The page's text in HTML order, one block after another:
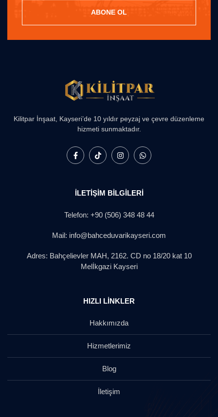
ABONE OL
Kilitpar İnşaat, Kayseri’de 10 yıldır peyzaj ve çevre düzenleme
hizmeti sunmaktadır.
İLETİŞİM BİLGİLERİ
Telefon: +90 (506) 348 48 44
Mail: info@bahceduvarikayseri.com
Adres: Bahçelievler MAH, 2162. CD no 18/20 kat 10
Melİkgazi Kayseri
HIZLI LİNKLER
Hakkımızda
Hizmetlerimiz
Blog
İletişim